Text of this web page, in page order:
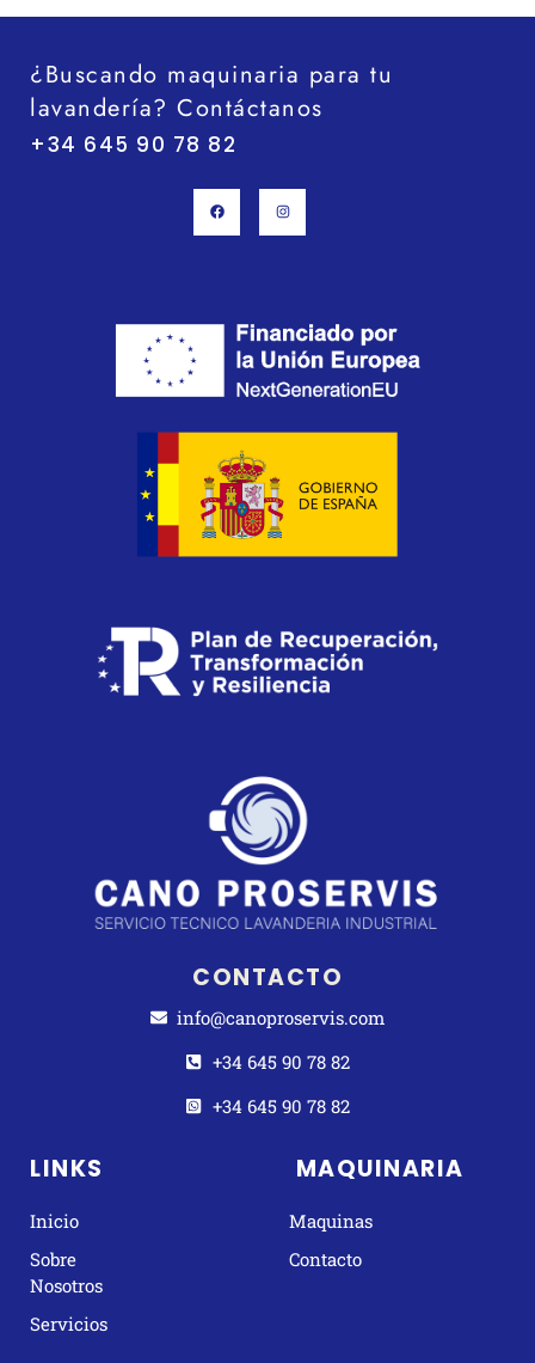
¿Buscando maquinaria para tu
lavandería? Contáctanos
+34 645 90 78 82
CONTACTO
info@canoproservis.com
+34 645 90 78 82
+34 645 90 78 82
LINKS
Inicio
Sobre
Nosotros
Servicios
MAQUINARIA
Maquinas
Contacto